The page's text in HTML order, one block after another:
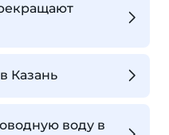
Казань
воду в